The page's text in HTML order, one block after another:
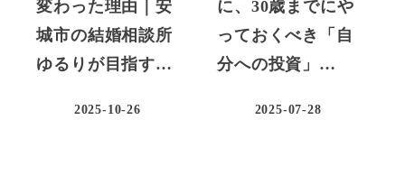
変わった理由｜安
城市の結婚相談所
ゆるりが目指す…
2025-10-26
に、30歳までにや
っておくべき「自
分への投資」…
2025-07-28